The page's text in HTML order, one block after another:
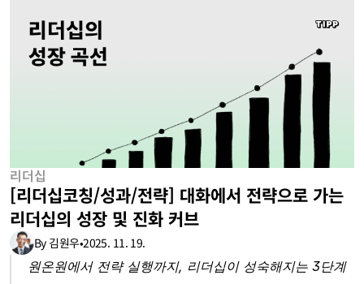
리더십
[리더십코칭/성과/전략] 대화에서 전략으로 가는
리더십의 성장 및 진화 커브
By 김원우•2025. 11. 19.
원온원에서 전략 실행까지, 리더십이 성숙해지는 3단계